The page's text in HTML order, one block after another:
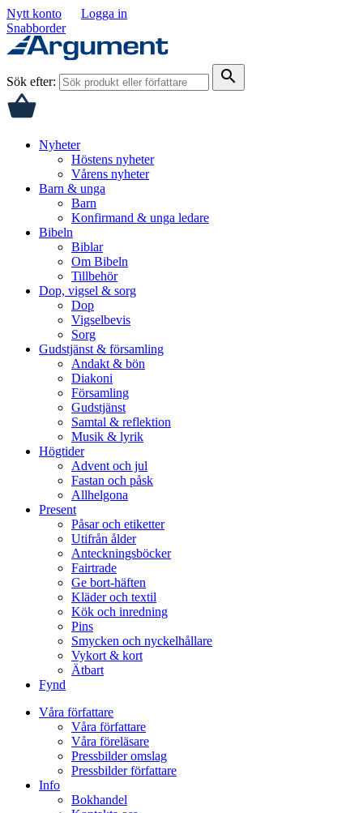
Nytt konto
Logga in
Snabborder
Sök efter: search
Nyheter
Höstens nyheter
Vårens nyheter
Barn & unga
Barn
Konfirmand & unga ledare
Bibeln
Biblar
Om Bibeln
Tillbehör
Dop, vigsel & sorg
Dop
Vigselbevis
Sorg
Gudstjänst & församling
Andakt & bön
Diakoni
Församling
Gudstjänst
Samtal & reflektion
Musik & lyrik
Högtider
Advent och jul
Fastan och påsk
Allhelgona
Present
Påsar och etiketter
Utifrån ålder
Anteckningsböcker
Fairtrade
Ge bort-häften
Kläder och textil
Kök och inredning
Pins
Smycken och nyckelhållare
Vykort & kort
Ätbart
Fynd
Våra författare
Våra författare
Våra föreläsare
Pressbilder omslag
Pressbilder författare
Info
Bokhandel